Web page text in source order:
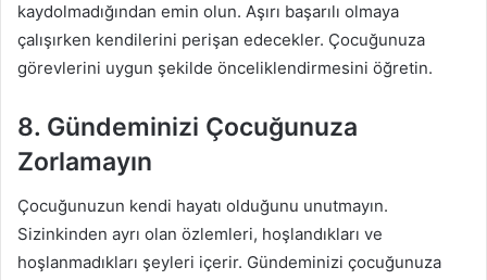
kaydolmadığından emin olun. Aşırı başarılı olmaya
çalışırken kendilerini perişan edecekler. Çocuğunuza
görevlerini uygun şekilde önceliklendirmesini öğretin.
8. Gündeminizi Çocuğunuza
Zorlamayın
Çocuğunuzun kendi hayatı olduğunu unutmayın.
Sizinkinden ayrı olan özlemleri, hoşlandıkları ve
hoşlanmadıkları şeyleri içerir. Gündeminizi çocuğunuza